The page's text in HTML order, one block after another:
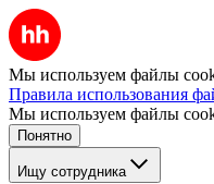
Мы используем файлы
Правила использования
Мы используем файлы
Понятно
Ищу сотрудника